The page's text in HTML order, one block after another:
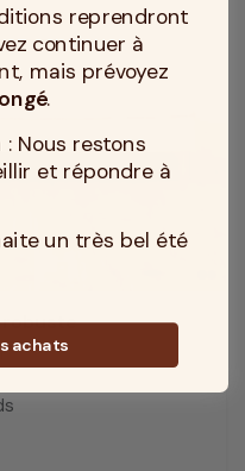
robuste
reprendront
continuer à
mais prévoyez
.
Nous restons
et répondre à
un très bel été
achats